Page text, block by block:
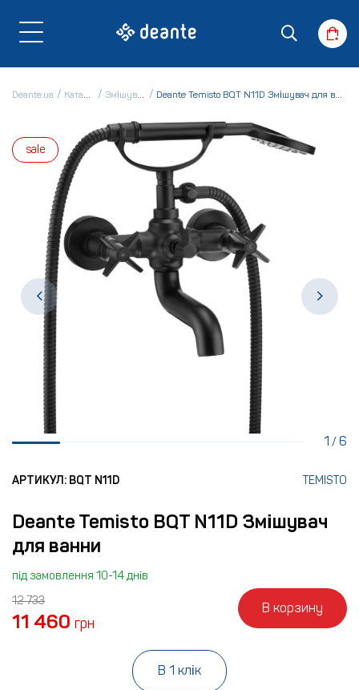
Deante.ua Каталог Змішувачі Deante Temisto BQT N11D Змішувач для ванни
sale
1 /6
АРТИКУЛ: BQT N11D TEMISTO
Deante Temisto BQT N11D Змішувач
для ванни
під замовлення 10-14 днів
12 733
11 460 грн
В корзину
В 1 клік